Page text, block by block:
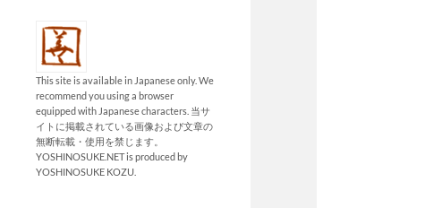
This site is available in Japanese only. We
recommend you using a browser
equipped with Japanese characters. 当サ
イトに掲載されている画像および文章の
無断転載・使用を禁じます。
YOSHINOSUKE.NET is produced by
YOSHINOSUKE KOZU.